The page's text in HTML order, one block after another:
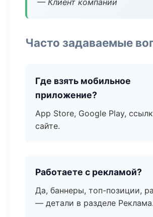
— Клиент компании
Часто задаваемые
Где взять мобильное
приложение?
App Store, Google Play,
сайте.
Работаете с рекламой?
Да, баннеры, топ-позиции,
— детали в разделе Реклама.